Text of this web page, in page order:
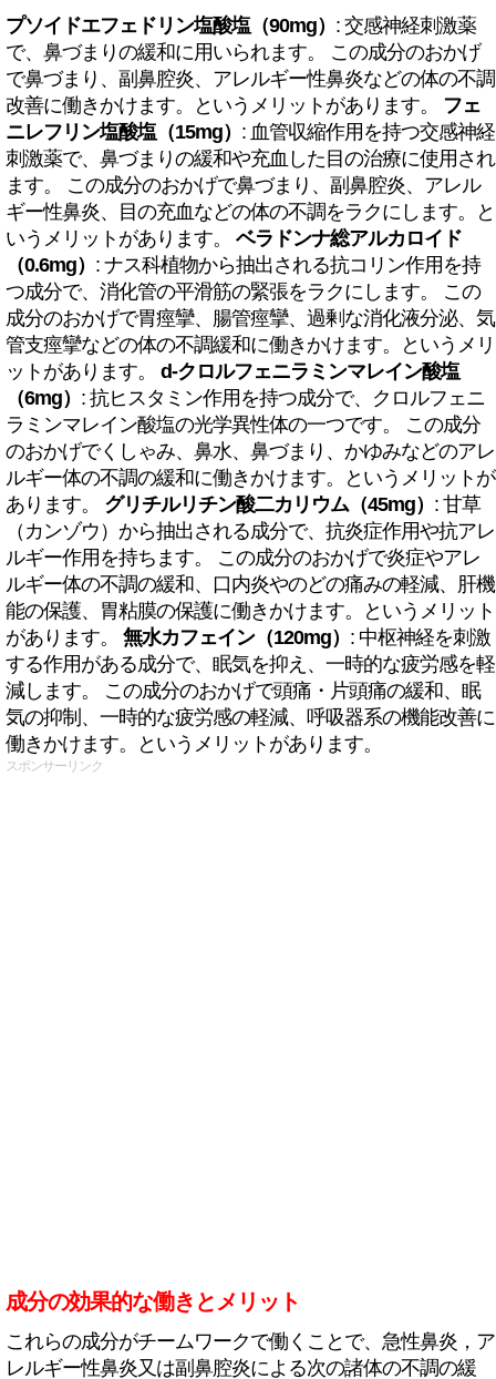
プソイドエフェドリン塩酸塩（90mg） : 交感神経刺激薬
で、鼻づまりの緩和に用いられます。 この成分のおかげ
で鼻づまり、副鼻腔炎、アレルギー性鼻炎などの体の不調
改善に働きかけます。というメリットがあります。 フェ
ニレフリン塩酸塩（15mg） : 血管収縮作用を持つ交感神経
刺激薬で、鼻づまりの緩和や充血した目の治療に使用され
ます。 この成分のおかげで鼻づまり、副鼻腔炎、アレル
ギー性鼻炎、目の充血などの体の不調をラクにします。と
いうメリットがあります。 ベラドンナ総アルカロイド
（0.6mg） : ナス科植物から抽出される抗コリン作用を持
つ成分で、消化管の平滑筋の緊張をラクにします。 この
成分のおかげで胃痙攣、腸管痙攣、過剰な消化液分泌、気
管支痙攣などの体の不調緩和に働きかけます。というメリ
ットがあります。 d-クロルフェニラミンマレイン酸塩
（6mg） : 抗ヒスタミン作用を持つ成分で、クロルフェニ
ラミンマレイン酸塩の光学異性体の一つです。 この成分
のおかげでくしゃみ、鼻水、鼻づまり、かゆみなどのアレ
ルギー体の不調の緩和に働きかけます。というメリットが
あります。 グリチルリチン酸二カリウム（45mg） : 甘草
（カンゾウ）から抽出される成分で、抗炎症作用や抗アレ
ルギー作用を持ちます。 この成分のおかげで炎症やアレ
ルギー体の不調の緩和、口内炎やのどの痛みの軽減、肝機
能の保護、胃粘膜の保護に働きかけます。というメリット
があります。 無水カフェイン（120mg） : 中枢神経を刺激
する作用がある成分で、眠気を抑え、一時的な疲労感を軽
減します。 この成分のおかげで頭痛・片頭痛の緩和、眠
気の抑制、一時的な疲労感の軽減、呼吸器系の機能改善に
働きかけます。というメリットがあります。
スポンサーリンク
成分の効果的な働きとメリット
これらの成分がチームワークで働くことで、急性鼻炎，ア
レルギー性鼻炎又は副鼻腔炎による次の諸体の不調の緩